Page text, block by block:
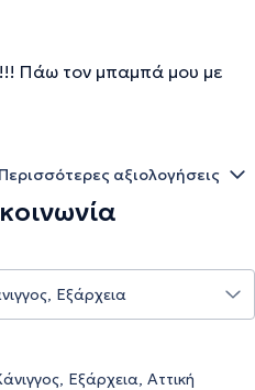
Πάω τον μπαμπά μου με
Περισσότερες αξιολογήσεις
Εξάρχεια, Αττική